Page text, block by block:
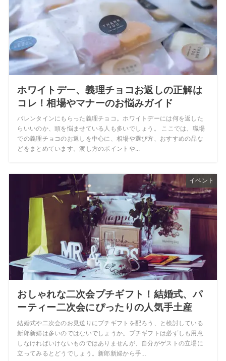
ホワイトデー、義理チョコお返しの正解は
コレ！相場やマナーのお悩みガイド
バレンタインにもらった義理チョコ。ホワイトデーには何を返した
らいいのか、頭を悩ませている人も多いでしょう。 ここでは、職場
での義理チョコのお返しを中心に、相場や選び方、おすすめの品な
どをまとめています。渡し方のポイントや...
イベント
おしゃれな二次会プチギフト！結婚式、パ
ーティー二次会にぴったりの人気手土産
結婚式や二次会のお見送りにプチギフトを配ろう、と検討している
新郎新婦は多いのではないでしょうか。プチギフトは必ずしも用意
しなければいけないものではありませんが、自分がゲストの立場に
立ってみるとどうでしょう。新郎新婦から手...